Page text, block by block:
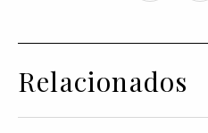
Relacionados